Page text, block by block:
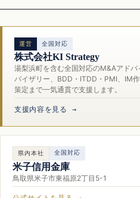
運営 全国対応
株式会社KI Strategy
湯梨浜町を含む全国対応のM&Aアド
バイザリー、BDD・ITDD・PMI、IM
策定まで一気通貫で支援します。
支援内容を見る →
県内本社 全国対応
米子信用金庫
鳥取県米子市東福原2丁目5-1